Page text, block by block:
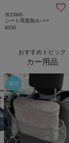

3COINS
シート用遮熱カバー
¥330
おすすめトピック
カー用品